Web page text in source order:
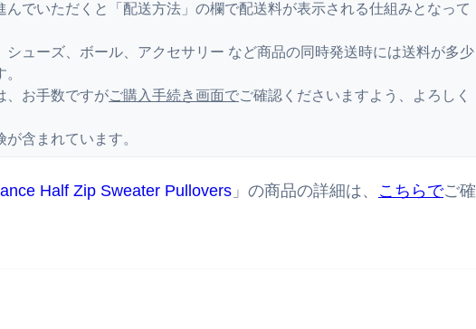
んでいただくと「配送方法」の欄で配送料が表示される仕組みとなって
シューズ、ボール、アクセサリー など商品の同時発送時には送料が多少
、お手数ですがご購入手続き画面でご確認くださいますよう、よろしく
含まれています。
Half Zip Sweater Pullovers 」の商品の詳細は、 こちらでご確